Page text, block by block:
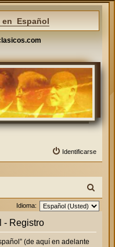
Español
Identificarse
u
Idioma:
- Registro
(de aquí en adelante